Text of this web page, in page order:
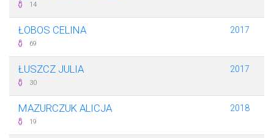
14
ŁOBOS CELINA
69
2017
ŁUSZCZ JULIA
30
2017
MAZURCZUK ALICJA
19
2018